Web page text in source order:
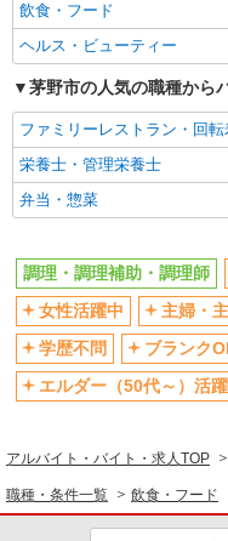
飲食・フード
ヘルス・ビューティー
茅野市の人気の職種から
ファミリーレストラン・回転
栄養士・管理栄養士
弁当・惣菜
調理・調理補助・調理師
女性活躍中
主婦・
学歴不問
ブランク
エルダー（50代～）活
アルバイト・バイト・求人TOP
職種・条件一覧 飲食・フード